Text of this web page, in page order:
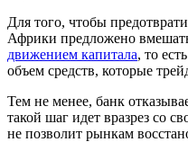
Для того, чтобы
Африки предложено
движением капитала, то
объем средств, которые
Тем не менее, банк
такой шаг идет вразрез со
не позволит рынкам